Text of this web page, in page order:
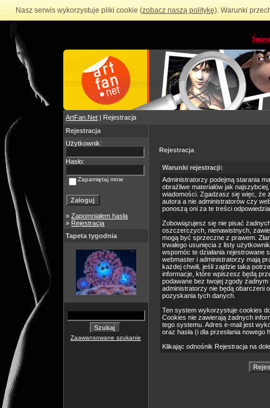
Nasz serwis wykorzystuje pliki cookie (zobacz naszą politykę). Warunki
ArtFan.Net | Rejestracja
Rejestracja
Użytkownik:
Hasło:
Zapamiętaj mnie
»Zapomniałem hasła
» Rejestracja
Tapeta tygodnia
Zaawansowane szukanie
Rejestracja
Warunki rejestracji:
Administratorzy podejmą starania
obraźliwe materiałów jak
wiadomości. Zgadzasz się więc, że
autora a nie administratorów czy
ponoszą oni za te treści
Zobowiązujesz się nie pisać
oszczerczych, nienawistnych,
mogą być sprzeczne z prawem.
trwałego usunięcia z listy
wspomóc te działania
webmaster i administratorzy mają
każdej chwili, jeśli zajdzie taka
informacje, które wpiszesz będą
podawane bez twojej zgody
administratorzy nie będą obarczeni
pozyskania tych danych.
Ten system wykorzystuje cookies
Cookies nie zawierają żadnych
tego systemu. Adres e-mail jest
oraz hasła (i dla przesłania nowego
Klikając odnośnik Rejestracja na